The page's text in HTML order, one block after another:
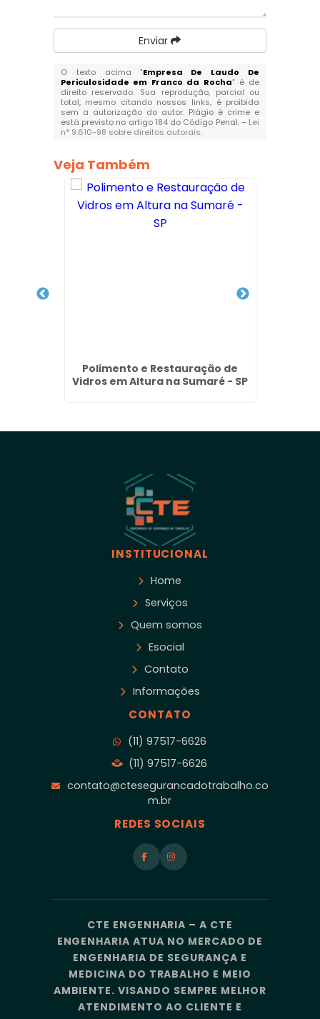
Enviar
O texto acima "Empresa De Laudo De
Periculosidade em Franco da Rocha" é de
direito reservado. Sua reprodução, parcial ou
total, mesmo citando nossos links, é proibida
sem a autorização do autor. Plágio é crime e
está previsto no artigo 184 do Código Penal. – Lei
n° 9.610-98 sobre direitos autorais.
Veja Também
Polimento e Restauração de
Vidros em Altura na Sumaré - SP
INSTITUCIONAL
Home
Serviços
Quem somos
Esocial
Contato
Informações
CONTATO
(11) 97517-6626
(11) 97517-6626
contato@ctesegurancadotrabalho.co
m.br
REDES SOCIAIS
CTE ENGENHARIA – A CTE
ENGENHARIA ATUA NO MERCADO DE
ENGENHARIA DE SEGURANÇA E
MEDICINA DO TRABALHO E MEIO
AMBIENTE. VISANDO SEMPRE MELHOR
ATENDIMENTO AO CLIENTE E